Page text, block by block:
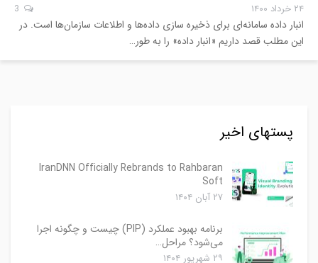
۲۴ خرداد ۱۴۰۰
انبار داده سامانه‌ای برای ذخیره سازی داده‌ها و اطلاعات سازمان‌ها است. در
این مطلب قصد داریم «انبار داده» را به طور…
پستهای اخیر
IranDNN Officially Rebrands to Rahbaran
Soft
۲۷ آبان ۱۴۰۴
برنامه بهبود عملکرد (PIP) چیست و چگونه اجرا
می‌شود؟ مراحل…
۲۹ شهریور ۱۴۰۴